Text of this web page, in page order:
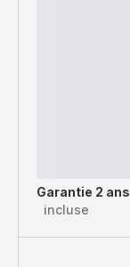
Garantie 2 ans
incluse